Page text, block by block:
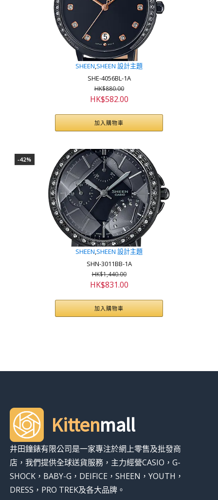
SHEEN SHEEN 設計主題
SHE-4056BL-1A
HK$880.00
原
價
格：
HK$880.00。
HK$582.00目
價
格：
HK$582.00。
加入購物車
-42%
SHEEN SHEEN 設計主題
SHN-3011BB-1A
HK$1,440.00
原
價
格：
HK$831.00目
價
格：
加入購物車
Kittenmall
井田鐘錶有限公司是一家專注於網上零售及批發商
店，我們提供全球送貨服務，主力經營CASIO，G-
SHOCK，BABY-G，DEIFICE，SHEEN，YOUTH，
DRESS，PRO TREK及各大品牌。